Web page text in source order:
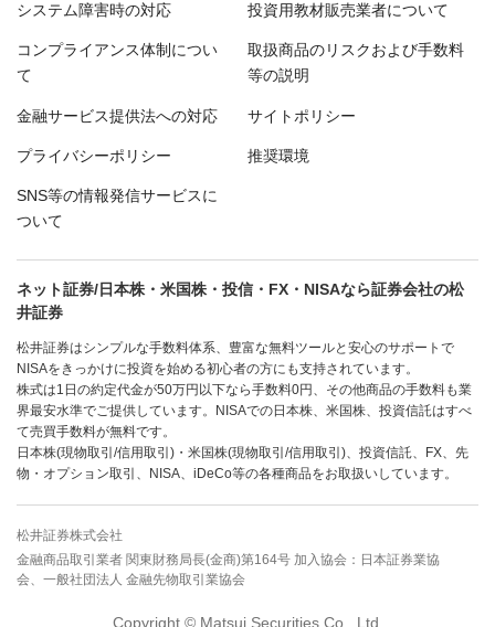
システム障害時の対応 投資用教材販売業者について
コンプライアンス体制につい
て
取扱商品のリスクおよび手数料
等の説明
金融サービス提供法への対応 サイトポリシー
プライバシーポリシー 推奨環境
SNS等の情報発信サービスに
ついて
ネット証券/日本株・米国株・投信・FX・NISAなら証券会社の松
井証券
松井証券はシンプルな手数料体系、豊富な無料ツールと安心のサポートで
NISAをきっかけに投資を始める初心者の方にも支持されています。
株式は1日の約定代金が50万円以下なら手数料0円、その他商品の手数料も業
界最安水準でご提供しています。NISAでの日本株、米国株、投資信託はすべ
て売買手数料が無料です。
日本株(現物取引/信用取引)・米国株(現物取引/信用取引)、投資信託、FX、先
物・オプション取引、NISA、iDeCo等の各種商品をお取扱いしています。
松井証券株式会社
金融商品取引業者 関東財務局長(金商)第164号 加入協会：日本証券業協
会、一般社団法人 金融先物取引業協会
Copyright © Matsui Securities Co., Ltd.